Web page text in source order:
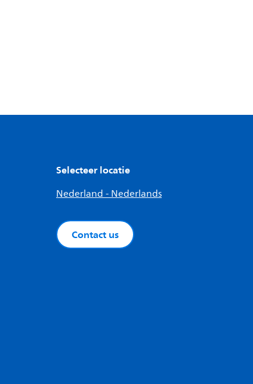
Selecteer locatie
Nederland - Nederlands
Contact us